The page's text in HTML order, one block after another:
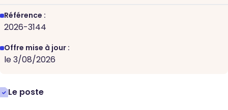
Référence :
2026-3144
Offre mise à jour :
le 3/08/2026
Le poste